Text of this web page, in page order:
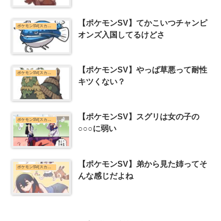
ポケモンSV(スカーレット・バイオレット)まとめ
【ポケモンSV】てかこいつチャンピ
オンズ入国してるけどさ
ポケモンSV(スカーレット・バイオレット)まとめ
【ポケモンSV】やっぱ草悪って耐性
キツくない？
ポケモンSV(スカーレット・バイオレット)まとめ
【ポケモンSV】スグリは女の子の
○○○に弱い
【ポケモンSV】弟から見た姉ってそ
んな感じだよね